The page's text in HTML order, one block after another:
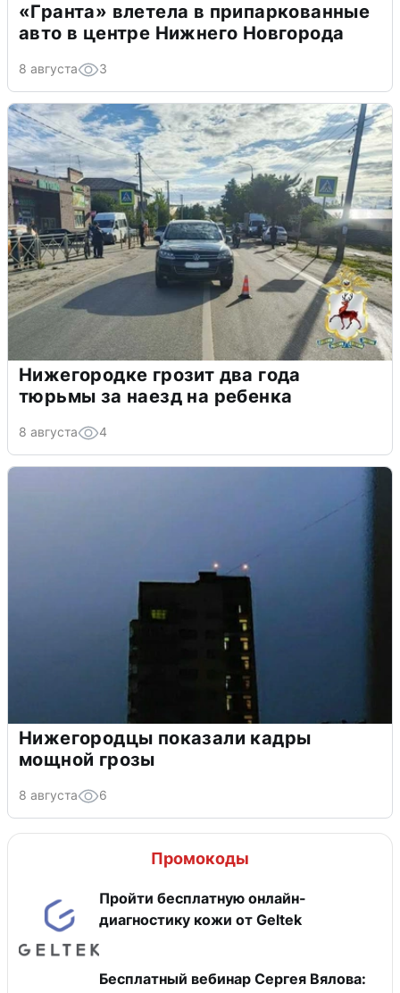
«Гранта» влетела в припаркованные
авто в центре Нижнего Новгорода
8 августа 3
Нижегородке грозит два года
тюрьмы за наезд на ребенка
8 августа 4
Нижегородцы показали кадры
мощной грозы
8 августа 6
Промокоды
Пройти бесплатную онлайн-
диагностику кожи от Geltek
Бесплатный вебинар Сергея Вялова: